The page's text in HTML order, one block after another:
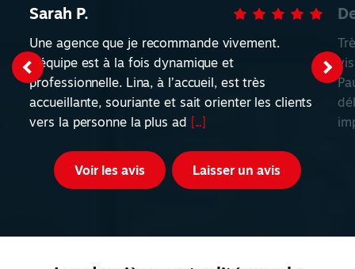
Sarah P.
Une agence que je recommande vivement.
L’équipe est à la fois dynamique et
professionnelle. Lina, à l’accueil, est très
accueillante, souriante et sait orienter les clients
vers la personne la plus ad [...]
Voir les avis Laisser un avis